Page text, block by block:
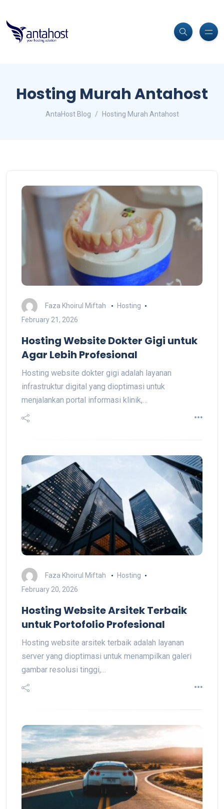
Hosting Murah Antahost
AntaHost Blog Hosting Murah Antahost
Faza Khoirul Miftah
Hosting
February 21, 2026
Hosting Website Dokter Gigi untuk
Agar Lebih Profesional
Hosting website dokter gigi adalah layanan
infrastruktur digital yang dioptimasi untuk
menjalankan portal informasi klinik,…
Faza Khoirul Miftah
Hosting
February 20, 2026
Hosting Website Arsitek Terbaik
untuk Portofolio Profesional
Hosting website arsitek terbaik adalah layanan
server yang dioptimasi untuk menampilkan galeri
gambar resolusi tinggi,…